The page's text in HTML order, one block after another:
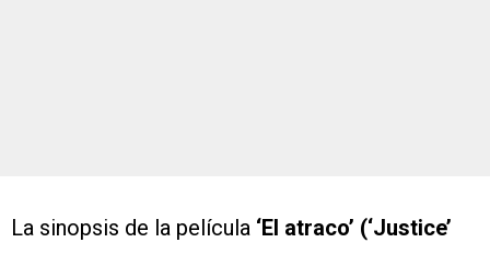
La sinopsis de la película ‘El atraco’ (‘Justice’